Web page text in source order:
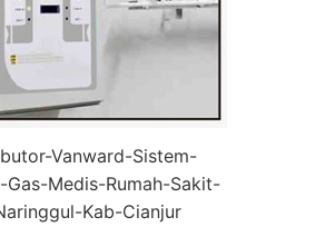
Vanward-Sistem-
Gas-Medis-Rumah-Sakit-
Kab-Cianjur